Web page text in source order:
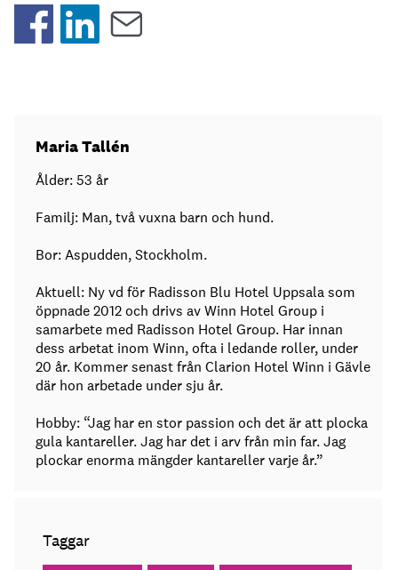
Maria Tallén
Ålder: 53 år
Familj: Man, två vuxna barn och hund.
Bor: Aspudden, Stockholm.
Aktuell: Ny vd för Radisson Blu Hotel Uppsala som
öppnade 2012 och drivs av Winn Hotel Group i
samarbete med Radisson Hotel Group. Har innan
dess arbetat inom Winn, ofta i ledande roller, under
20 år. Kommer senast från Clarion Hotel Winn i Gävle
där hon arbetade under sju år.
Hobby: “Jag har en stor passion och det är att plocka
gula kantareller. Jag har det i arv från min far. Jag
plockar enorma mängder kantareller varje år.”
Taggar